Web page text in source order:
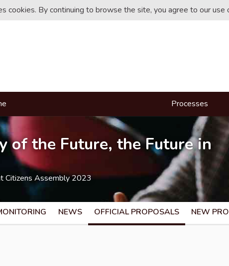
cookies. By continuing to browse the site, you agree to our use
Processes
of the Future, the Future in
Citizens Assembly 2023
NEWS OFFICIAL PROPOSALS NEW